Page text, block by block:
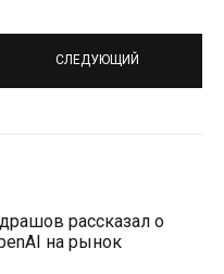
СЛЕДУЮЩИЙ
рассказал о
на рынок